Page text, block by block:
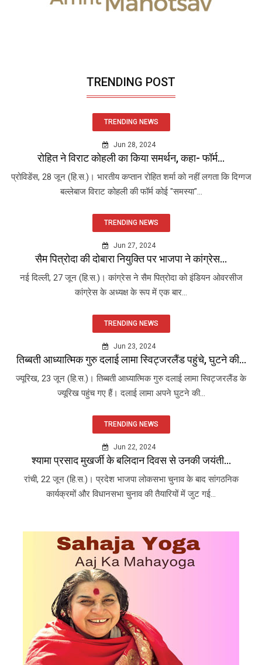
TRENDING POST
TRENDING NEWS
Jun 28, 2024
रोहित ने विराट कोहली का किया समर्थन, कहा- फॉर्म...
प्रोविडेंस, 28 जून (हि.स.)। भारतीय कप्तान रोहित शर्मा को नहीं लगता कि दिग्गज
बल्लेबाज विराट कोहली की फॉर्म कोई "समस्या"...
TRENDING NEWS
Jun 27, 2024
सैम पित्रोदा की दोबारा नियुक्ति पर भाजपा ने कांग्रेस...
नई दिल्ली, 27 जून (हि.स.)। कांग्रेस ने सैम पित्रोदा को इंडियन ओवरसीज
कांग्रेस के अध्यक्ष के रूप में एक बार...
TRENDING NEWS
Jun 23, 2024
तिब्बती आध्यात्मिक गुरु दलाई लामा स्विट्जरलैंड पहुंचे, घुटने की...
ज्यूरिख, 23 जून (हि.स.)। तिब्बती आध्यात्मिक गुरु दलाई लामा स्विट्जरलैंड के
ज्यूरिख पहुंच गए हैं। दलाई लामा अपने घुटने की...
TRENDING NEWS
Jun 22, 2024
श्यामा प्रसाद मुखर्जी के बलिदान दिवस से उनकी जयंती...
रांची, 22 जून (हि.स.)। प्रदेश भाजपा लोकसभा चुनाव के बाद सांगठनिक
कार्यक्रमों और विधानसभा चुनाव की तैयारियों में जुट गई...